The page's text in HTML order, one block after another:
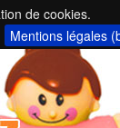
de cookies.
Mentions légales